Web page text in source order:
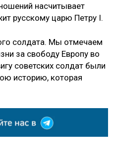
насчитывает
русскому царю Петру I.
солдата. Мы отмечаем
за свободу Европу во
советских солдат были
историю, которая